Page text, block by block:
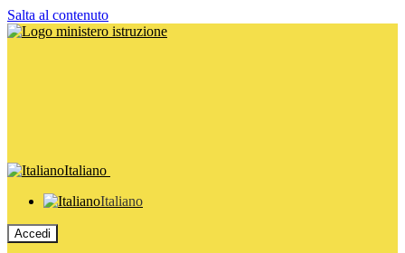
Salta al contenuto
Italiano
Italiano
Accedi